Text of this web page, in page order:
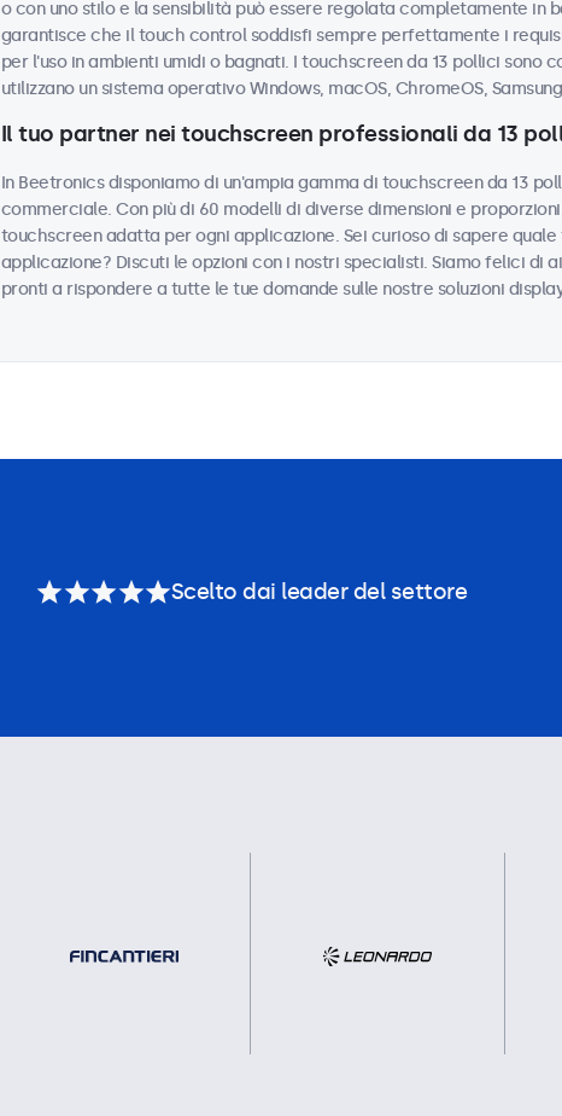
o con uno stilo e la sensibilità può essere regolata completamente in
garantisce che il touch control soddisfi sempre perfettamente i
per l'uso in ambienti umidi o bagnati. I touchscreen da 13 pollici sono
utilizzano un sistema operativo Windows, macOS, ChromeOS, Samsung
Il tuo partner nei touchscreen professionali da 13
In Beetronics disponiamo di un'ampia gamma di touchscreen da 13
commerciale. Con più di 60 modelli di diverse dimensioni e
touchscreen adatta per ogni applicazione. Sei curioso di sapere
applicazione? Discuti le opzioni con i nostri specialisti. Siamo felici di
pronti a rispondere a tutte le tue domande sulle nostre soluzioni
Scelto dai leader del settore